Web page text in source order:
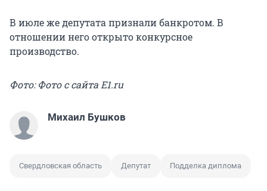
В июле же депутата признали банкротом. В
отношении него открыто конкурсное
производство.
Фото: Фото с сайта E1.ru
Михаил Бушков
Свердловская область Депутат Подделка диплома